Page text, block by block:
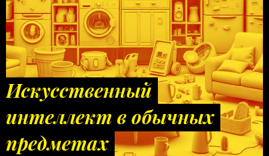
Искусственный
интеллект в обычных
предметах